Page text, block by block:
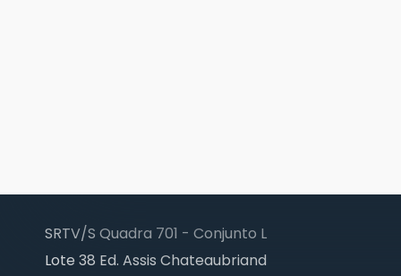
SRTV/S Quadra 701 - Conjunto L
Lote 38 Ed. Assis Chateaubriand